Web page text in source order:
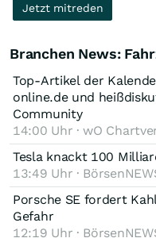
Jetzt mitreden
Branchen News:
Top-Artikel der
online.de und
Community
14:00 Uhr · wO
Tesla knackt 100
13:49 Uhr ·
Porsche SE fordert
Gefahr
12:19 Uhr ·